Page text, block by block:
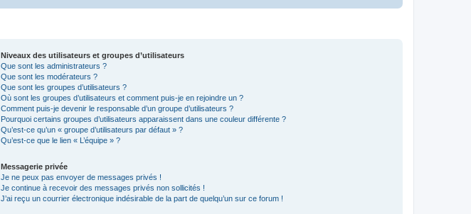
Niveaux des utilisateurs et groupes d’utilisateurs
Que sont les administrateurs ?
Que sont les modérateurs ?
Que sont les groupes d’utilisateurs ?
Où sont les groupes d’utilisateurs et comment puis-je en rejoindre un ?
Comment puis-je devenir le responsable d’un groupe d’utilisateurs ?
Pourquoi certains groupes d’utilisateurs apparaissent dans une couleur différente ?
Qu’est-ce qu’un « groupe d’utilisateurs par défaut » ?
Qu’est-ce que le lien « L’équipe » ?
Messagerie privée
Je ne peux pas envoyer de messages privés !
Je continue à recevoir des messages privés non sollicités !
J’ai reçu un courrier électronique indésirable de la part de quelqu’un sur ce forum !